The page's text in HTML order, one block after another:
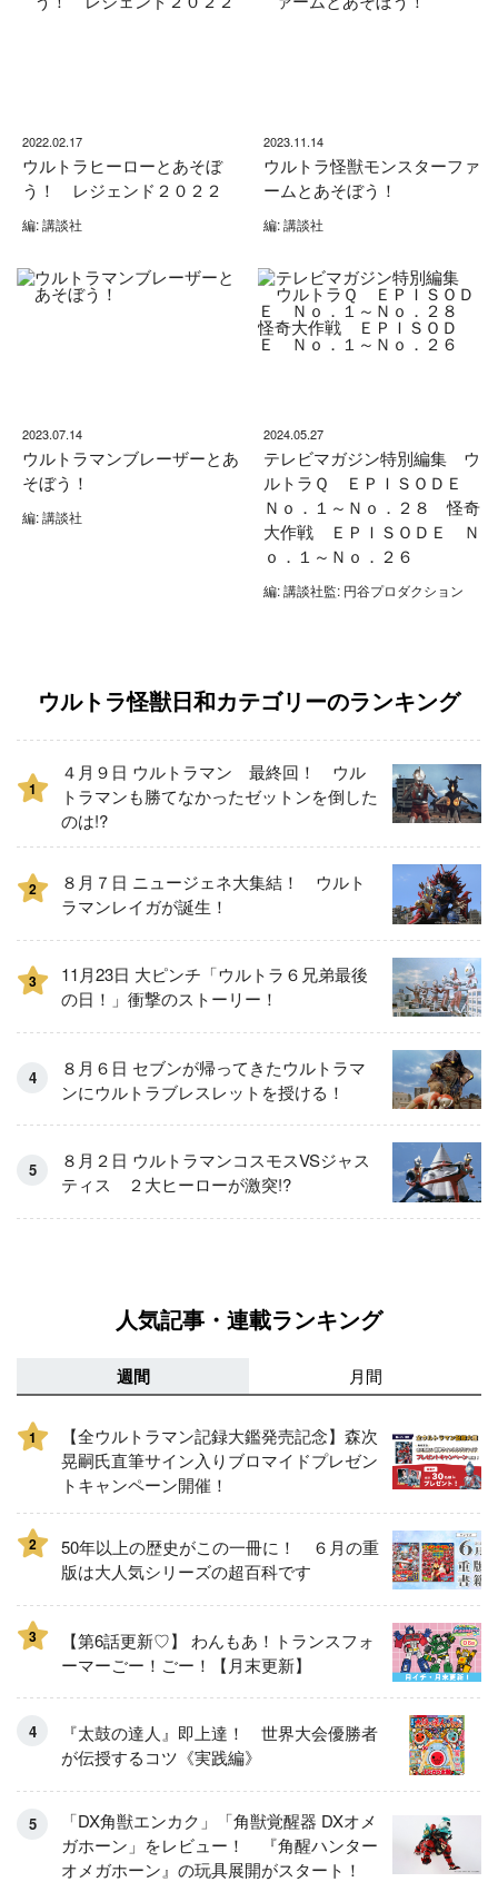
2022.02.17
ウルトラヒーローとあそぼ
う！ レジェンド２０２２
編: 講談社
2023.11.14
ウルトラ怪獣モンスターファ
ームとあそぼう！
編: 講談社
2023.07.14
ウルトラマンブレーザーとあ
そぼう！
編: 講談社
2024.05.27
テレビマガジン特別編集 ウ
ルトラＱ ＥＰＩＳＯＤＥ
Ｎｏ．１～Ｎｏ．２８ 怪奇
大作戦 ＥＰＩＳＯＤＥ Ｎ
ｏ．１～Ｎｏ．２６
編: 講談社監: 円谷プロダクション
ウルトラ怪獣日和カテゴリーのランキング
1
４月９日 ウルトラマン 最終回！ ウル
トラマンも勝てなかったゼットンを倒した
のは!?
2
８月７日 ニュージェネ大集結！ ウルト
ラマンレイガが誕生！
3
11月23日 大ピンチ「ウルトラ６兄弟最後
の日！」衝撃のストーリー！
８月６日 セブンが帰ってきたウルトラマ
ンにウルトラブレスレットを授ける！
８月２日 ウルトラマンコスモスVSジャス
ティス ２大ヒーローが激突!?
人気記事・連載ランキング
週間 月間
1
【全ウルトラマン記録大鑑発売記念】森次
晃嗣氏直筆サイン入りブロマイドプレゼン
トキャンペーン開催！
2
50年以上の歴史がこの一冊に！ ６月の重
版は大人気シリーズの超百科です
3
【第6話更新♡】 わんもあ！トランスフォ
ーマーごー！ごー！【月末更新】
『太鼓の達人』即上達！ 世界大会優勝者
が伝授するコツ《実践編》
「DX角獣エンカク」「角獣覚醒器 DXオメ
ガホーン」をレビュー！ 『角醒ハンター
オメガホーン』の玩具展開がスタート！